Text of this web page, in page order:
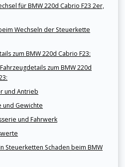
für BMW 220d Cabrio F23 2er,
Wechseln der Steuerkette
zum BMW 220d Cabrio F23:
zum BMW 220d
und Antrieb
und Gewichte
und Fahrwerk
Steuerketten Schaden beim BMW